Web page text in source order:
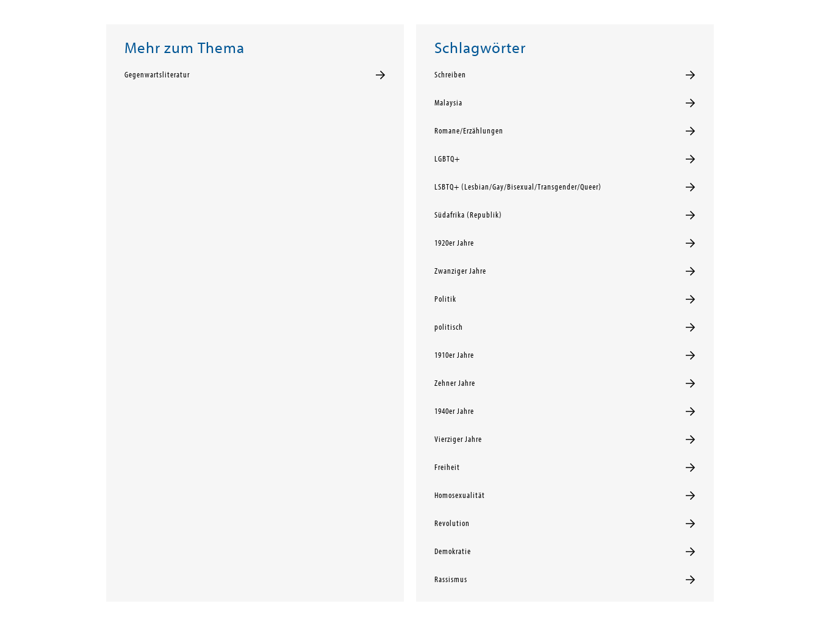
Mehr zum Thema
Gegenwartsliteratur
Schlagwörter
Schreiben
Malaysia
Romane/Erzählungen
LGBTQ+
LSBTQ+ (Lesbian/Gay/Bisexual/Transgender/Queer)
Südafrika (Republik)
1920er Jahre
Zwanziger Jahre
Politik
politisch
1910er Jahre
Zehner Jahre
1940er Jahre
Vierziger Jahre
Freiheit
Homosexualität
Revolution
Demokratie
Rassismus